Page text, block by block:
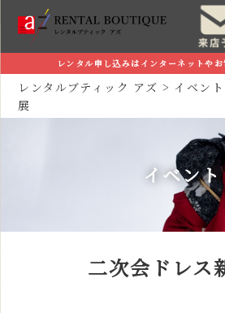
レンタル申し込みはインターネットや
レンタルブティック アズ > イベント
展
イベント
二次会ドレス